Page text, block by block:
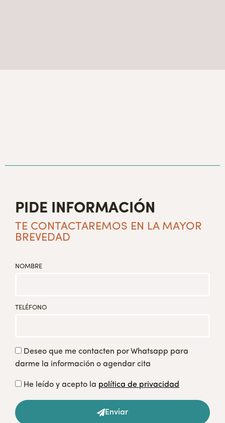
PIDE INFORMACIÓN
TE CONTACTAREMOS EN LA MAYOR
BREVEDAD
NOMBRE
TELÉFONO
Deseo que me contacten por Whatsapp para
darme la información o agendar cita
He leído y acepto la política de privacidad
Enviar